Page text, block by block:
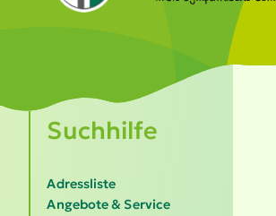
Suchhilfe
Adressliste
Angebote & Service